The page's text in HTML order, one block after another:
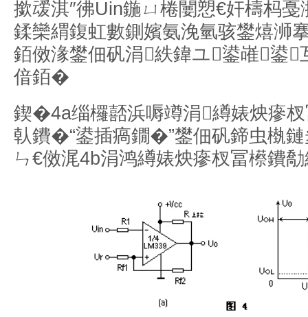
撳叆淇″彿Uin鍦ㄩ棬闄愬€奸檮杩
鍒欒緭鍑虹數鍘嬪氨浼氫骇鐢熺浉
銆傚湪鐢佃矾涓紩鍏ユ鍙嶉鍙
偣銆�
鍥�4a缁欏嚭浜嗕竴涓繜婊炴瘮
倝鐨�“鍙插瘑鐗�”鐢佃矾鍗虫槸
ㄣ€傚浘4b涓鸿繜婊炴瘮杈冨櫒鐨